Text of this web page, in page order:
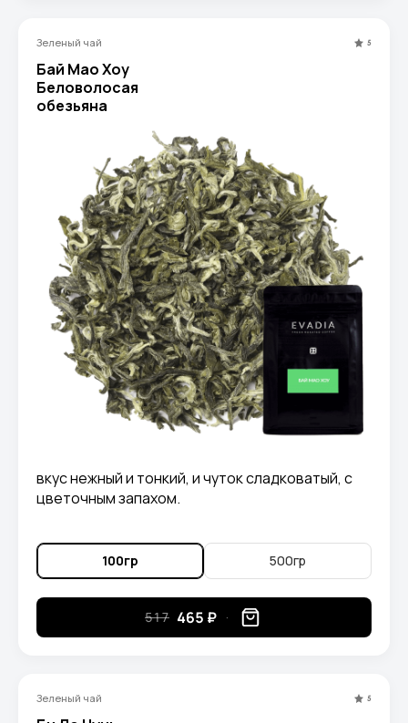
Зеленый чай 5
Бай Мао Хоу
Беловолосая
обезьяна
вкус нежный и тонкий, и чуток сладковатый, с
цветочным запахом.
100гр 500гр
517 465 ₽
Зеленый чай 5